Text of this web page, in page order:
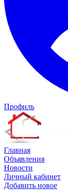
Профиль
Главная
Объявления
Новости
Личный кабинет
Добавить новое